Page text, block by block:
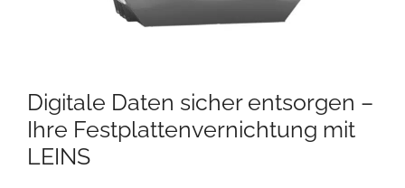
Digitale Daten sicher entsorgen –
Ihre Festplattenvernichtung mit
LEINS